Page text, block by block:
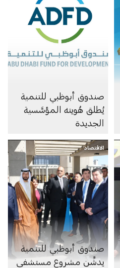
صندوق أبوظبي للتنمية
يُطلق هُويته المؤسَّسية
الجديدة
الاقتصاد
صندوق أبوظبي للتنمية
يدشِّن مشروع مستشفى